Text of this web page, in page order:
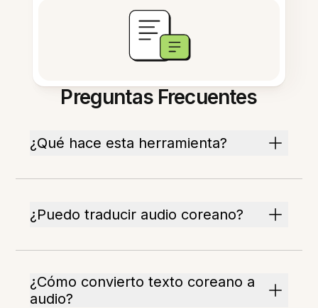
Preguntas Frecuentes
¿Qué hace esta herramienta?
¿Puedo traducir audio coreano?
¿Cómo convierto texto coreano a
audio?